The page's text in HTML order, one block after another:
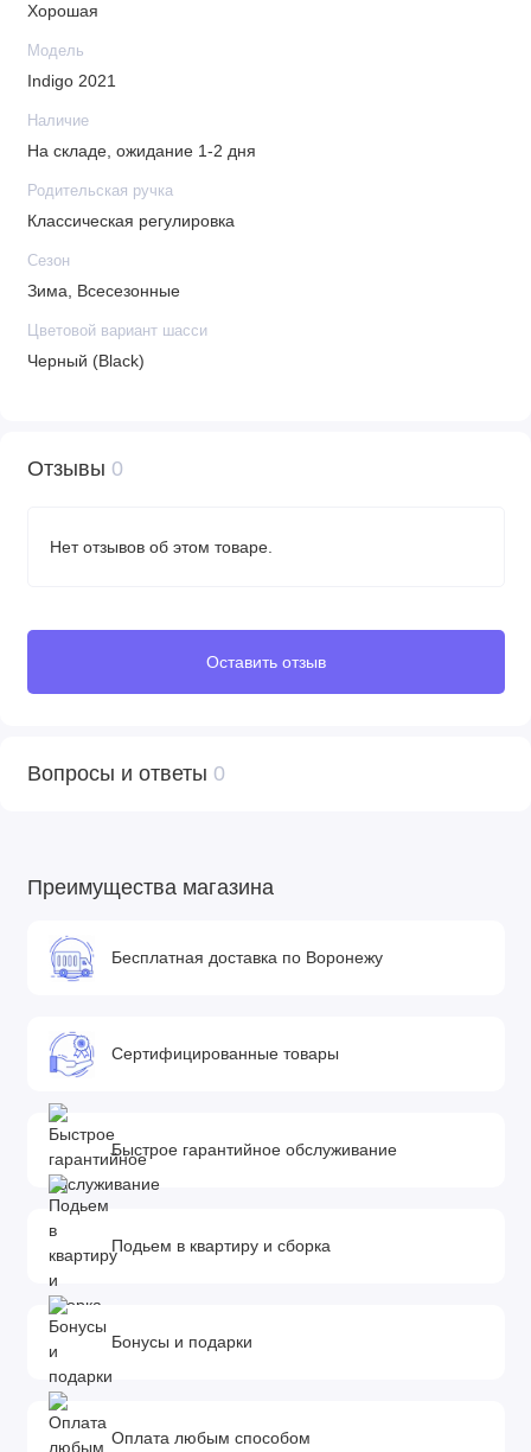
Пятиточечные ремни безопасности на прогулочном
блоке: да, мягкие накладки
Дополнительный капюшон для прогулки: да
Накидка на ноги: в люльке и в прогулочном блоке
назад: да
Сумка для багажа: текстильная закрытая
Регулируемые амортизаторы: да
Габариты в собранном виде (Д/Ш/В): 106 х 60 х 121
см, высота от пола до верхнего края люльки на раме
Вес в упаковке: 21 кг
Передние поворачивающиеся на 360° колеса с
Центральный тормоз: да
Сумка для мамы
Москитная сетка
Дождевик
Хорошая
Модель
Indigo 2021
Наличие
На складе, ожидание 1-2 дня
Родительская ручка
Классическая регулировка
Сезон
Зима, Всесезонные
Цветовой вариант шасси
Черный (Black)
Отзывы 0
Нет отзывов об этом товаре.
Оставить отзыв
Вопросы и ответы 0
Преимущества магазина
Бесплатная доставка по Воронежу
Сертифицированные товары
Быстрое гарантийное обслуживание
Подьем в квартиру и сборка
Бонусы и подарки
Оплата любым способом